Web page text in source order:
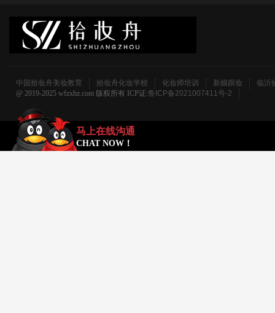
中国拾妆舟美妆教育 拾妆舟化妆学校 化妆师培训 新娘跟妆
临沂
@ 2019-2025 wfzxhz.com 版权所有 ICP证:鲁ICP备2021007411号-2
马上在线沟通
CHAT NOW！